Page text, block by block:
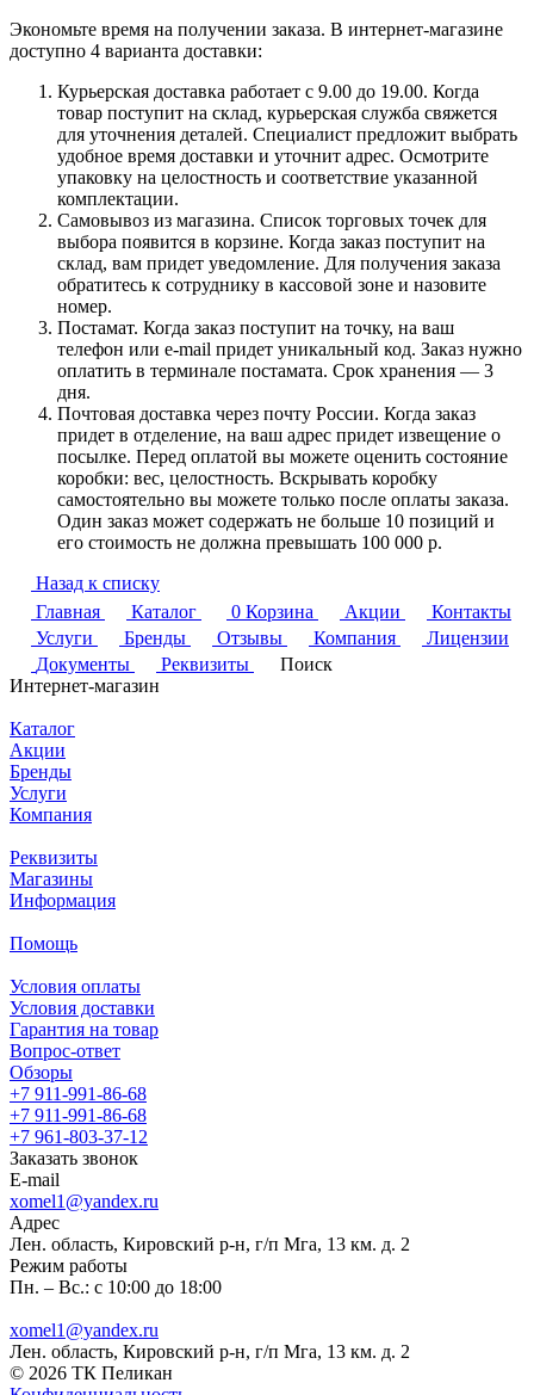
Экономьте время на получении заказа. В интернет-магазине
доступно 4 варианта доставки:
Курьерская доставка работает с 9.00 до 19.00. Когда
товар поступит на склад, курьерская служба свяжется
для уточнения деталей. Специалист предложит выбрать
удобное время доставки и уточнит адрес. Осмотрите
упаковку на целостность и соответствие указанной
комплектации.
Самовывоз из магазина. Список торговых точек для
выбора появится в корзине. Когда заказ поступит на
склад, вам придет уведомление. Для получения заказа
обратитесь к сотруднику в кассовой зоне и назовите
номер.
Постамат. Когда заказ поступит на точку, на ваш
телефон или e-mail придет уникальный код. Заказ нужно
оплатить в терминале постамата. Срок хранения — 3
дня.
Почтовая доставка через почту России. Когда заказ
придет в отделение, на ваш адрес придет извещение о
посылке. Перед оплатой вы можете оценить состояние
коробки: вес, целостность. Вскрывать коробку
самостоятельно вы можете только после оплаты заказа.
Один заказ может содержать не больше 10 позиций и
его стоимость не должна превышать 100 000 р.
Назад к списку
Главная
Каталог 0 Корзина Акции
Контакты
Услуги
Бренды Отзывы Компания
Лицензии
Документы
Реквизиты
Поиск
Интернет-магазин
Каталог
Акции
Бренды
Услуги
Компания
Реквизиты
Магазины
Информация
Помощь
Условия оплаты
Условия доставки
Гарантия на товар
Вопрос-ответ
Обзоры
+7 911-991-86-68
+7 911-991-86-68
+7 961-803-37-12
Заказать звонок
E-mail
xomel1@yandex.ru
Адрес
Лен. область, Кировский р-н, г/п Мга, 13 км. д. 2
Режим работы
Пн. – Вс.: с 10:00 до 18:00
xomel1@yandex.ru
Лен. область, Кировский р-н, г/п Мга, 13 км. д. 2
© 2026 ТК Пеликан